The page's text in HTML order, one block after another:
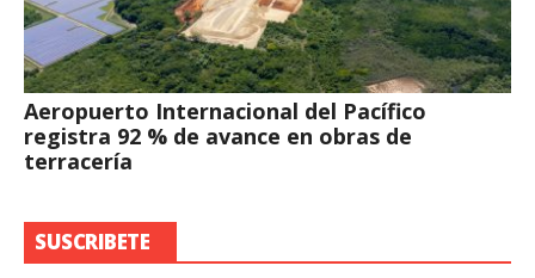
Aeropuerto Internacional del Pacífico
registra 92 % de avance en obras de
terracería
SUSCRIBETE